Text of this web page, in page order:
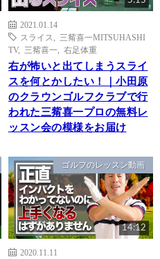
2021.01.14
スライス
三觜喜一MITSUHASHI
TV, 三觜喜一 右足体重
右が怖いと出てしまうスライ
スを何とかしたい！｜小田原
のクラウンゴルフクラブで行
われた三觜喜一プロの無料レ
ッスン会の模様をお届け
ゴルフのレッスン動画
14:12
2020.11.11